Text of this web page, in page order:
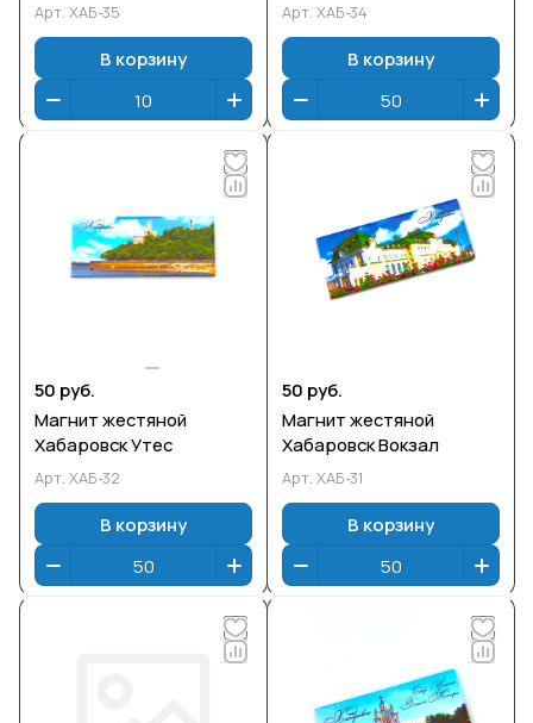
Арт. ХАБ-35
В корзину
Арт. ХАБ-34
В корзину
50 руб.
Магнит жестяной
Хабаровск Утес
Арт. ХАБ-32
В корзину
50 руб.
Магнит жестяной
Хабаровск Вокзал
Арт. ХАБ-31
В корзину